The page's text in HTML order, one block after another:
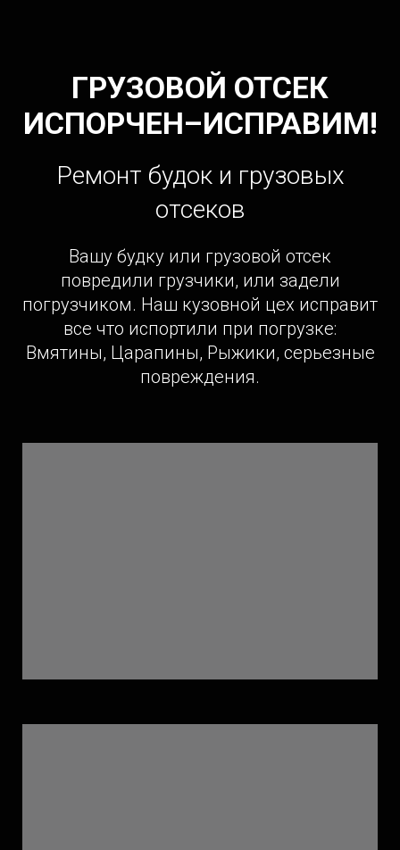
ГРУЗОВОЙ ОТСЕК
ИСПОРЧЕН–ИСПРАВИМ!
Ремонт будок и грузовых
отсеков
Вашу будку или грузовой отсек
повредили грузчики, или задели
погрузчиком. Наш кузовной цех исправит
все что испортили при погрузке:
Вмятины, Царапины, Рыжики, серьезные
повреждения.